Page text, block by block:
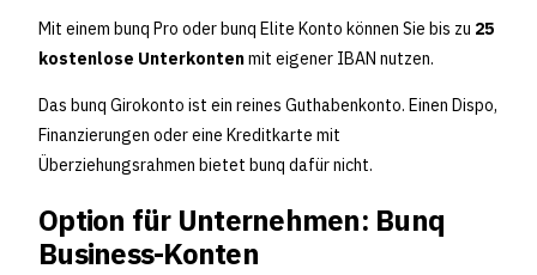
Mit einem bunq Pro oder bunq Elite Konto können Sie bis zu 25
kostenlose Unterkontenmit eigener IBAN nutzen.
Das bunq Girokonto ist ein reines Guthabenkonto. Einen Dispo,
Finanzierungen oder eine Kreditkarte mit
Überziehungsrahmen bietet bunq dafür nicht.
Option für Unternehmen: Bunq
Business-Konten